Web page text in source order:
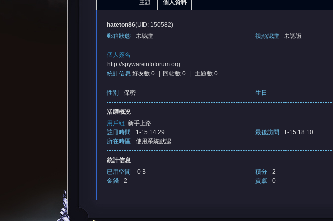
主題 個人資料
hateton86(UID: 150582)
郵箱狀態
未驗證 視頻認證 未認證
個人簽名
http://spywareinfoforum.org
統計信息 好友數 0 回帖數 0 主題數 0
性別 保密 生日 -
活躍概況
用戶組
新手上路
註冊時間
1-15 14:29 最後訪問 1-15 18:10
所在時區
使用系統默認
統計信息
已用空間
0 B 積分 2
金錢
2 貢獻 0